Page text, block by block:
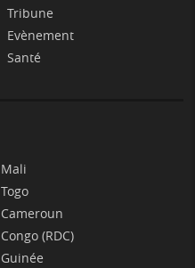
Tribune
Evènement
Santé
Mali
Togo
Cameroun
Congo (RDC)
Guinée